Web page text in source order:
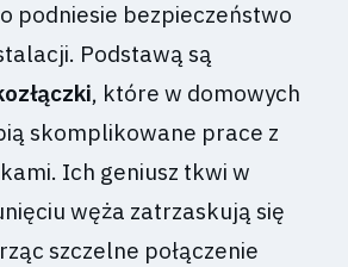
podniesie bezpieczeństwo
Podstawą są
, które w domowych
skomplikowane prace z
Ich geniusz tkwi w
węża zatrzaskują się
szczelne połączenie